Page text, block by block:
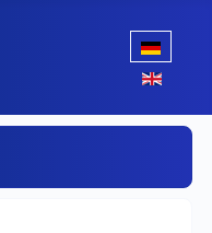
Sprache